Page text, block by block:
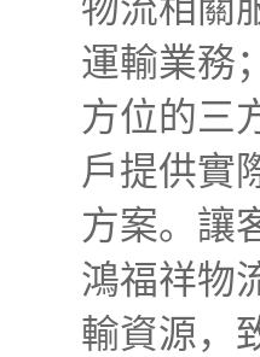
物流相關
運輸業務
方位的三
戶提供實
方案。讓
鴻福祥物
輸資源，